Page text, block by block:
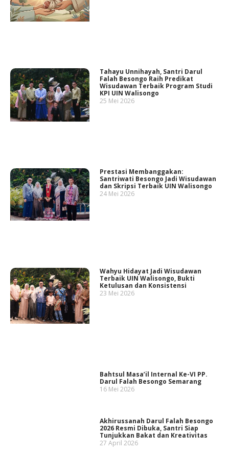
Tahayu Unnihayah, Santri Darul
Falah Besongo Raih Predikat
Wisudawan Terbaik Program Studi
KPI UIN Walisongo
25 Mei 2026
Prestasi Membanggakan:
Santriwati Besongo Jadi Wisudawan
dan Skripsi Terbaik UIN Walisongo
24 Mei 2026
Wahyu Hidayat Jadi Wisudawan
Terbaik UIN Walisongo, Bukti
Ketulusan dan Konsistensi
23 Mei 2026
Bahtsul Masa’il Internal Ke-VI PP.
Darul Falah Besongo Semarang
16 Mei 2026
Akhirussanah Darul Falah Besongo
2026 Resmi Dibuka, Santri Siap
Tunjukkan Bakat dan Kreativitas
27 April 2026